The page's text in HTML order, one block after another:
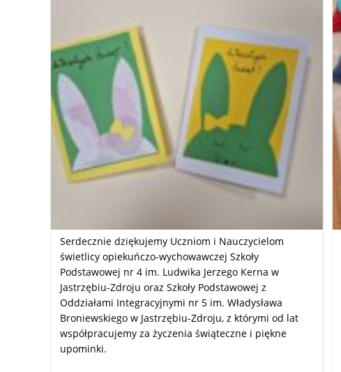
Serdecznie dziękujemy Uczniom i Nauczycielom
świetlicy opiekuńczo-wychowawczej Szkoły
Podstawowej nr 4 im. Ludwika Jerzego Kerna w
Jastrzębiu-Zdroju oraz Szkoły Podstawowej z
Oddziałami Integracyjnymi nr 5 im. Władysława
Broniewskiego w Jastrzębiu-Zdroju, z którymi od lat
współpracujemy za życzenia świąteczne i piękne
upominki.